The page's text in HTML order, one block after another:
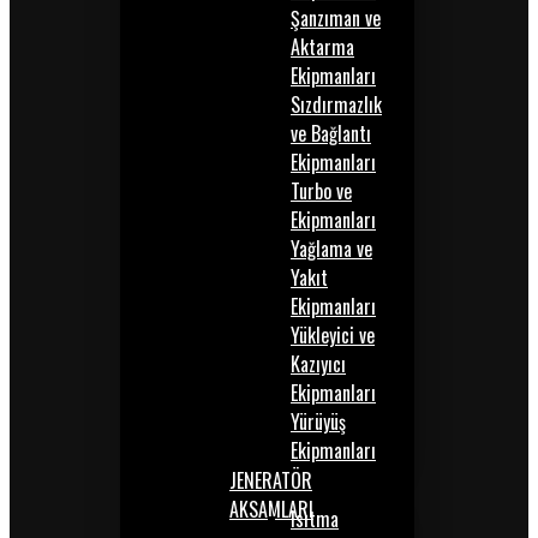
Şanzıman ve
Aktarma
Ekipmanları
Sızdırmazlık
ve Bağlantı
Ekipmanları
Turbo ve
Ekipmanları
Yağlama ve
Yakıt
Ekipmanları
Yükleyici ve
Kazıyıcı
Ekipmanları
Yürüyüş
Ekipmanları
JENERATÖR
AKSAMLARIIsıtma